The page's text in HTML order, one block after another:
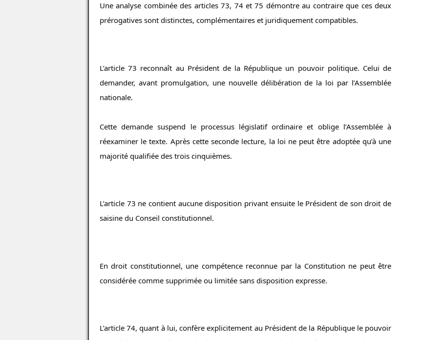
Une analyse combinée des articles 73, 74 et 75 démontre au contraire que ces deux
prérogatives sont distinctes, complémentaires et juridiquement compatibles.
L’article 73 reconnaît au Président de la République un pouvoir politique. Celui de
demander, avant promulgation, une nouvelle délibération de la loi par l’Assemblée
nationale.
Cette demande suspend le processus législatif ordinaire et oblige l’Assemblée à
réexaminer le texte. Après cette seconde lecture, la loi ne peut être adoptée qu’à une
majorité qualifiée des trois cinquièmes.
L’article 73 ne contient aucune disposition privant ensuite le Président de son droit de
saisine du Conseil constitutionnel.
En droit constitutionnel, une compétence reconnue par la Constitution ne peut être
considérée comme supprimée ou limitée sans disposition expresse.
L’article 74, quant à lui, confère explicitement au Président de la République le pouvoir